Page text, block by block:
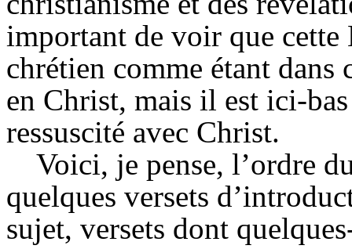
important de voir que
chrétien comme étant
en Christ, mais il est ici-
ressuscité avec Christ.
Voici, je pense, l’ordre
quelques versets
sujet, versets dont